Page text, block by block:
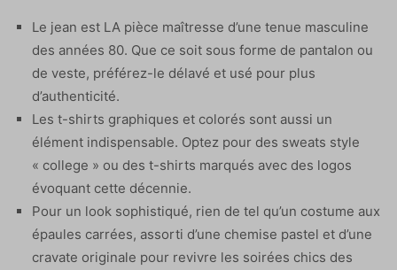
Le jean est LA pièce maîtresse d’une tenue masculine
des années 80. Que ce soit sous forme de pantalon ou
de veste, préférez-le délavé et usé pour plus
d’authenticité.
Les t-shirts graphiques et colorés sont aussi un
élément indispensable. Optez pour des sweats style
« college » ou des t-shirts marqués avec des logos
évoquant cette décennie.
Pour un look sophistiqué, rien de tel qu’un costume aux
épaules carrées, assorti d’une chemise pastel et d’une
cravate originale pour revivre les soirées chics des